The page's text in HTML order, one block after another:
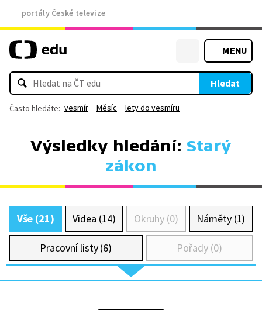
portály České televize
MENU
Hledat
Často hledáte: vesmír Měsíc lety do vesmíru
Výsledky hledání: Starý
zákon
Vše (21) Videa (14) Okruhy (0) Náměty (1)
Pracovní listy (6) Pořady (0)